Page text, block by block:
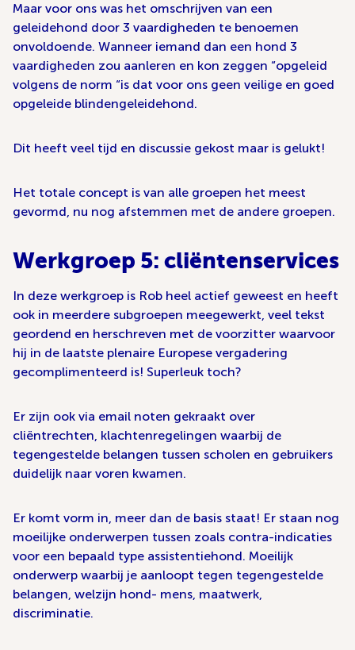
Maar voor ons was het omschrijven van een
geleidehond door 3 vaardigheden te benoemen
onvoldoende. Wanneer iemand dan een hond 3
vaardigheden zou aanleren en kon zeggen “opgeleid
volgens de norm “is dat voor ons geen veilige en goed
opgeleide blindengeleidehond.
Dit heeft veel tijd en discussie gekost maar is gelukt!
Het totale concept is van alle groepen het meest
gevormd, nu nog afstemmen met de andere groepen.
Werkgroep 5: cliëntenservices
In deze werkgroep is Rob heel actief geweest en heeft
ook in meerdere subgroepen meegewerkt, veel tekst
geordend en herschreven met de voorzitter waarvoor
hij in de laatste plenaire Europese vergadering
gecomplimenteerd is! Superleuk toch?
Er zijn ook via email noten gekraakt over
cliëntrechten, klachtenregelingen waarbij de
tegengestelde belangen tussen scholen en gebruikers
duidelijk naar voren kwamen.
Er komt vorm in, meer dan de basis staat! Er staan nog
moeilijke onderwerpen tussen zoals contra-indicaties
voor een bepaald type assistentiehond. Moeilijk
onderwerp waarbij je aanloopt tegen tegengestelde
belangen, welzijn hond- mens, maatwerk,
discriminatie.